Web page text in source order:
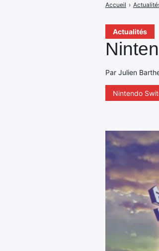
Actualités
Par Julien
Nintendo
Accueil ›